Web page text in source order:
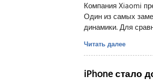
Компания Xiaomi
Один из самых
динамики. Для
Читать далее
iPhone стало